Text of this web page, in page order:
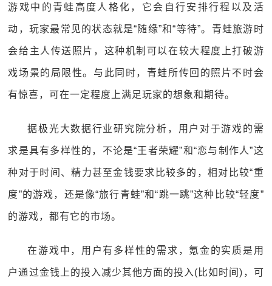
游戏中的青蛙高度人格化，它会自行安排行程以及活
动，玩家最常见的状态就是“随缘”和“等待”。青蛙旅游时
会给主人传送照片，这种机制可以在较大程度上打破游
戏场景的局限性。与此同时，青蛙所传回的照片不时会
有惊喜，可在一定程度上满足玩家的想象和期待。
据极光大数据行业研究院分析，用户对于游戏的需
求是具有多样性的，不论是“王者荣耀”和“恋与制作人”这
种对于时间、精力甚至金钱要求比较多的，相对比较“重
度”的游戏，还是像“旅行青蛙”和“跳一跳”这种比较“轻度”
的游戏，都有它的市场。
在游戏中，用户有多样性的需求，氪金的实质是用
户通过金钱上的投入减少其他方面的投入(比如时间)，可